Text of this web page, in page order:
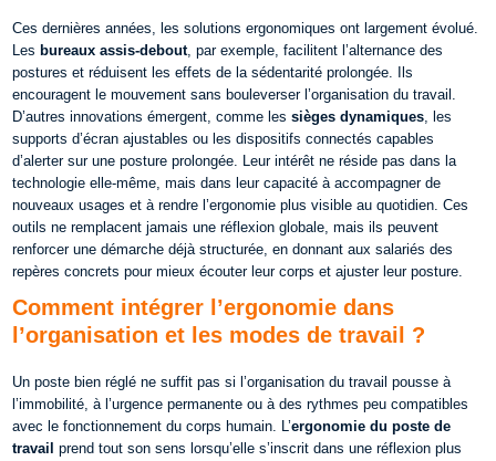
Ces dernières années, les solutions ergonomiques ont largement évolué.
Les bureaux assis-debout, par exemple, facilitent l’alternance des
postures et réduisent les effets de la sédentarité prolongée. Ils
encouragent le mouvement sans bouleverser l’organisation du travail.
D’autres innovations émergent, comme lessièges dynamiques, les
supports d’écran ajustables ou les dispositifs connectés capables
d’alerter sur une posture prolongée. Leur intérêt ne réside pas dans la
technologie elle-même, mais dans leur capacité à accompagner de
nouveaux usages et à rendre l’ergonomie plus visible au quotidien. Ces
outils ne remplacent jamais une réflexion globale, mais ils peuvent
renforcer une démarche déjà structurée, en donnant aux salariés des
repères concrets pour mieux écouter leur corps et ajuster leur posture.
Comment intégrer l’ergonomie dans
l’organisation et les modes de travail ?
Un poste bien réglé ne suffit pas si l’organisation du travail pousse à
l’immobilité, à l’urgence permanente ou à des rythmes peu compatibles
avec le fonctionnement du corps humain. L’ergonomie du poste de
travail prend tout son sens lorsqu’elle s’inscrit dans une réflexion plus